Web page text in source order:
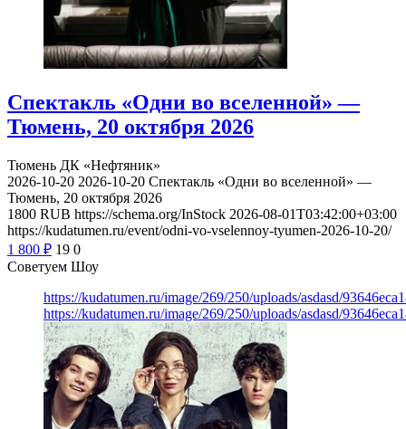
Спектакль «Одни во вселенной» —
Тюмень, 20 октября 2026
Тюмень ДК «Нефтяник»
2026-10-20 2026-10-20 Спектакль «Одни во вселенной» —
Тюмень, 20 октября 2026
1800 RUB https://schema.org/InStock 2026-08-01T03:42:00+03:00
https://kudatumen.ru/event/odni-vo-vselennoy-tyumen-2026-10-20/
1 800 ₽ 19 0
Советуем Шоу
https://kudatumen.ru/image/269/250/uploads/asdasd/
https://kudatumen.ru/image/269/250/uploads/asdasd/